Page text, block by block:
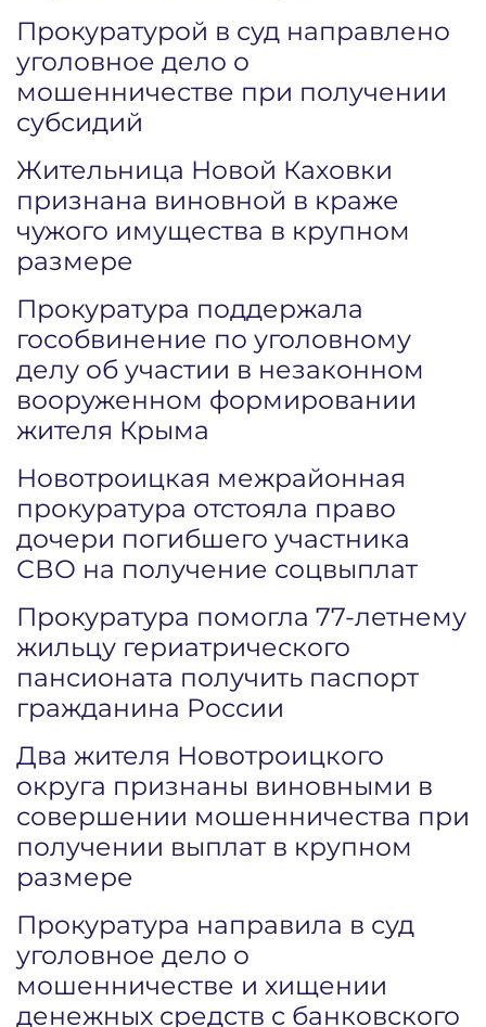
Прокуратурой в суд направлено
уголовное дело о
мошенничестве при получении
субсидий
Жительница Новой Каховки
признана виновной в краже
чужого имущества в крупном
размере
Прокуратура поддержала
гособвинение по уголовному
делу об участии в незаконном
вооруженном формировании
жителя Крыма
Новотроицкая межрайонная
прокуратура отстояла право
дочери погибшего участника
СВО на получение соцвыплат
Прокуратура помогла 77-летнему
жильцу гериатрического
пансионата получить паспорт
гражданина России
Два жителя Новотроицкого
округа признаны виновными в
совершении мошенничества при
получении выплат в крупном
размере
Прокуратура направила в суд
уголовное дело о
мошенничестве и хищении
денежных средств с банковского